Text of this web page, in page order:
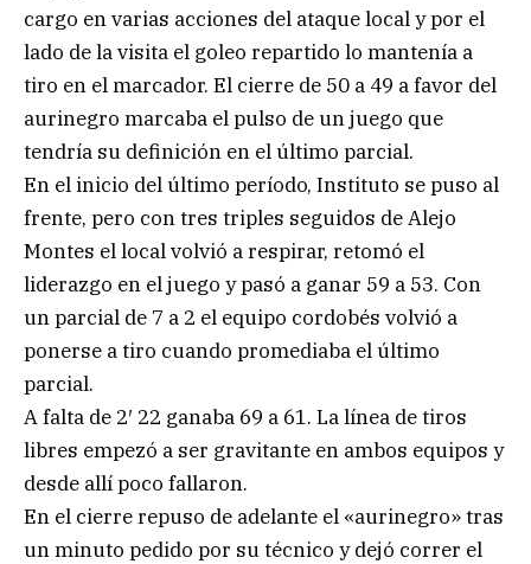
cargo en varias acciones del ataque local y por el
lado de la visita el goleo repartido lo mantenía a
tiro en el marcador. El cierre de 50 a 49 a favor del
aurinegro marcaba el pulso de un juego que
tendría su definición en el último parcial.
En el inicio del último período, Instituto se puso al
frente, pero con tres triples seguidos de Alejo
Montes el local volvió a respirar, retomó el
liderazgo en el juego y pasó a ganar 59 a 53. Con
un parcial de 7 a 2 el equipo cordobés volvió a
ponerse a tiro cuando promediaba el último
parcial.
A falta de 2′ 22 ganaba 69 a 61. La línea de tiros
libres empezó a ser gravitante en ambos equipos y
desde allí poco fallaron.
En el cierre repuso de adelante el «aurinegro» tras
un minuto pedido por su técnico y dejó correr el